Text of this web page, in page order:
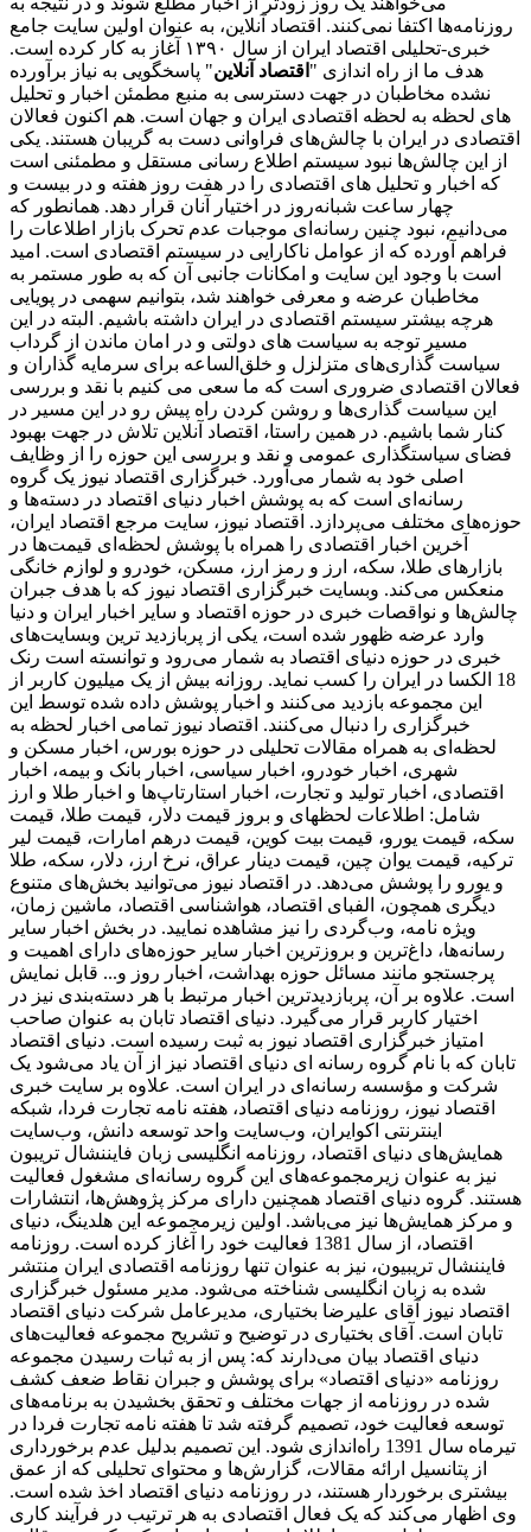
روزنامه‌ها اکتفا نمی‌کنند. اقتصاد آنلاین، به عنوان اولین سایت جامع
خبری-تحلیلی اقتصاد ایران از سال ۱۳۹۰ آغاز به کار کرده است.
هدف ما از راه اندازی " اقتصاد آنلاین" پاسخگویی به نیاز برآورده
نشده مخاطبان در جهت دسترسی به منبع مطمئن اخبار و تحلیل
های لحظه به لحظه اقتصادی ایران و جهان است. هم اکنون فعالان
اقتصادی در ایران با چالش‌های فراوانی دست به گریبان هستند. یکی
از این چالش‌ها نبود سیستم اطلاع رسانی مستقل و مطمئنی است
که اخبار و تحلیل های اقتصادی را در هفت روز هفته و در بیست و
چهار ساعت شبانه‌روز در اختیار آنان قرار دهد. همانطور که
می‌دانیم، نبود چنین رسانه‌ای موجبات عدم تحرک بازار اطلاعات را
فراهم آورده که از عوامل ناکارایی در سیستم اقتصادی است. امید
است با وجود این سایت و امکانات جانبی آن که به طور مستمر به
مخاطبان عرضه و معرفی خواهند شد، بتوانیم سهمی در پویایی
هرچه بیشتر سیستم اقتصادی در ایران داشته باشیم. البته در این
مسیر توجه به سیاست های دولتی و در امان ماندن از گرداب
سیاست گذاری‌های متزلزل و خلق‌الساعه برای سرمایه گذاران و
فعالان اقتصادی ضروری است که ما سعی می کنیم با نقد و بررسی
این سیاست گذاری‌ها و روشن کردن راه پیش رو در این مسیر در
کنار شما باشیم. در همین راستا، اقتصاد آنلاین تلاش در جهت بهبود
فضای سیاستگذاری عمومی و نقد و بررسی این حوزه را از وظایف
اصلی خود به شمار می‌آورد. خبرگزاری اقتصاد نیوز یک گروه
رسانه‌ای است که به پوشش اخبار دنیای اقتصاد در دسته‌ها و
حوزه‌های مختلف می‌پردازد. اقتصاد نیوز، سایت مرجع اقتصاد ایران،
آخرین اخبار اقتصادی را همراه با پوشش لحظه‌ای قیمت‌ها در
بازارهای طلا، سکه، ارز و رمز ارز، مسکن، خودرو و لوازم خانگی
منعکس می‌کند. وبسایت خبرگزاری اقتصاد نیوز که با هدف جبران
چالش‌ها و نواقصات خبری در حوزه اقتصاد و سایر اخبار ایران و دنیا
وارد عرضه ظهور شده است، یکی از پربازدید ترین وبسایت‌های
خبری در حوزه دنیای اقتصاد به شمار می‌رود و توانسته است رنک
18 الکسا در ایران را کسب نماید. روزانه بیش از یک میلیون کاربر از
این مجموعه بازدید می‌کنند و اخبار پوشش داده شده توسط این
خبرگزاری را دنبال می‌کنند. اقتصاد نیوز تمامی اخبار لحظه به
لحظه‌ای به همراه مقالات تحلیلی در حوزه بورس، اخبار مسکن و
شهری، اخبار خودرو، اخبار سیاسی، اخبار بانک و بیمه، اخبار
اقتصادی، اخبار تولید و تجارت، اخبار استارتاپ‌ها و اخبار طلا و ارز
شامل: اطلاعات لحظهای و بروز قیمت دلار، قیمت طلا، قیمت
سکه، قیمت یورو، قیمت بیت کوین، قیمت درهم امارات، قیمت لیر
ترکیه، قیمت یوان چین، قیمت دینار عراق، نرخ ارز، دلار، سکه، طلا
و یورو را پوشش می‌دهد. در اقتصاد نیوز می‌توانید بخش‌های متنوع
دیگری همچون، الفبای اقتصاد، هواشناسی اقتصاد، ماشین زمان،
ویژه نامه، وب‌گردی را نیز مشاهده نمایید. در بخش اخبار سایر
رسانه‌ها، داغ‌ترین و بروزترین اخبار سایر حوزه‌های دارای اهمیت و
پرجستجو مانند مسائل حوزه بهداشت، اخبار روز و... قابل نمایش
است. علاوه بر آن، پربازدیدترین اخبار مرتبط با هر دسته‌بندی نیز در
اختیار کاربر قرار می‌گیرد. دنیای اقتصاد تابان به عنوان صاحب
امتیاز خبرگزاری اقتصاد نیوز به ثبت رسیده است. دنیای اقتصاد
تابان که با نام گروه رسانه ای دنیای اقتصاد نیز از آن یاد می‌شود یک
شرکت و مؤسسه رسانه‌ای در ایران است. علاوه بر سایت خبری
اقتصاد نیوز، روزنامه دنیای اقتصاد، هفته ‌نامه تجارت فردا، شبکه
اینترنتی اکوایران، وب‌سایت واحد توسعه دانش، وب‌سایت
همایش‌های دنیای اقتصاد، روزنامه انگلیسی ‌زبان فایننشال تریبون
نیز به عنوان زیرمجموعه‌های این گروه رسانه‌ای مشغول فعالیت
هستند. گروه دنیای اقتصاد همچنین دارای مرکز پژوهش‌ها، انتشارات
و مرکز همایش‌ها نیز می‌باشد. اولین زیرمجموعه این هلدینگ، دنیای
اقتصاد، از سال 1381 فعالیت خود را آغاز کرده است. روزنامه
فایننشال تریبیون، نیز به عنوان تنها روزنامه اقتصادی ایران منتشر
شده به زبان انگلیسی شناخته می‌شود. مدیر مسئول خبرگزاری
اقتصاد نیوز آقای علیرضا بختیاری، مدیرعامل شرکت دنیای اقتصاد
تابان است. آقای بختیاری در توضیح و تشریح مجموعه فعالیت‌های
دنیای اقتصاد بیان می‌دارند که: پس از به ثبات رسیدن مجموعه
روزنامه «دنیای اقتصاد» برای پوشش و جبران نقاط ضعف کشف
شده در روزنامه از جهات مختلف و تحقق بخشیدن به برنامه‌های
توسعه فعالیت خود، تصمیم گرفته شد تا هفته نامه تجارت فردا در
تیرماه سال 1391 راه‌اندازی شود. این تصمیم بدلیل عدم برخورداری
از پتانسیل ارائه مقالات، گزارش‌ها و محتوای تحلیلی که از عمق
بیشتری برخوردار هستند، در روزنامه دنیای اقتصاد اخذ شده است.
وی اظهار می‌کند که یک فعال اقتصادی به هر ترتیب در فرآیند کاری